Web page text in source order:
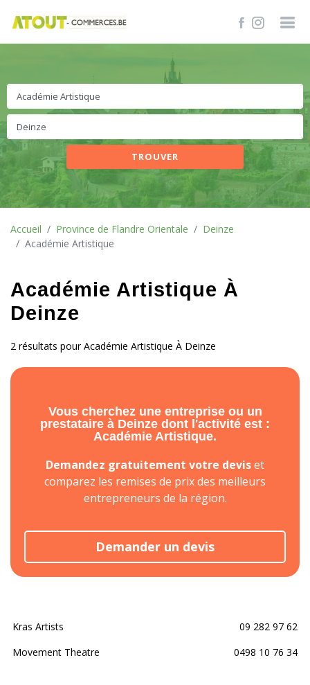
TROUVER
Accueil Province de Flandre Orientale
Deinze
Académie Artistique
Académie Artistique À
Deinze
2 résultats pour Académie Artistique À Deinze
Vous cherchez une entreprise ou un
prestataire à Deinze dont l'activité est :
Académie Artistique.
Demandez gratuitement votre deviset
comparez les remises de prix des meilleurs
entrepreneurs de la région.
Demander un devis
Kras Artists
09 282 97 62
Movement Theatre
0498 10 76 34